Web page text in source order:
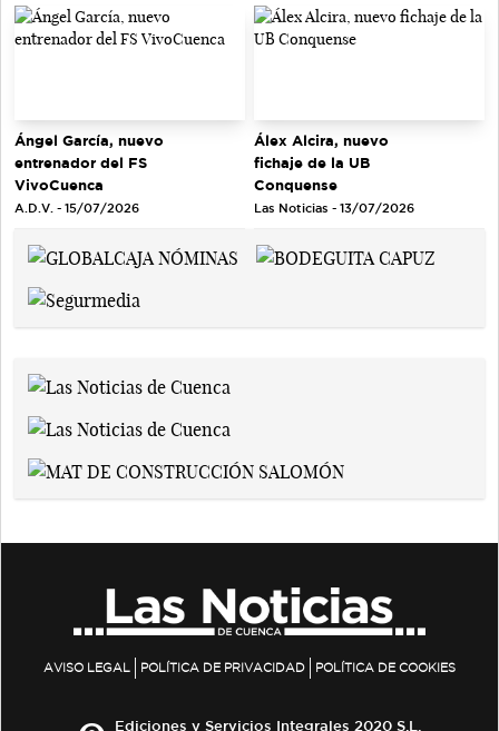
Ángel García, nuevo
entrenador del FS
VivoCuenca
A.D.V. - 15/07/2026
Álex Alcira, nuevo
fichaje de la UB
Conquense
Las Noticias - 13/07/2026
AVISO LEGAL POLÍTICA DE PRIVACIDAD POLÍTICA DE COOKIES
Ediciones y Servicios Integrales 2020 S.L.